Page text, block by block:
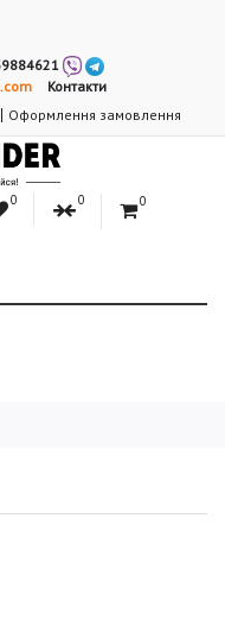
Контакти
Оформлення замовлення
0 0 0